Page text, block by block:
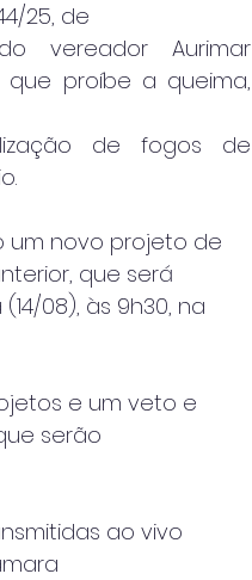
25, de
vereador Aurimar
que proíbe a queima,
de fogos de
um novo projeto de
que será
08), às 9h30, na
e um veto e
serão
ao vivo